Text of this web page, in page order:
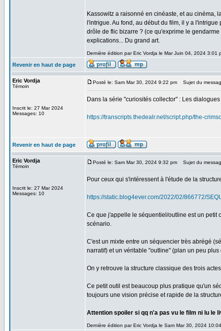
Kassowitz a raisonné en cinéaste, et au cinéma,
l'intrigue. Au fond, au début du film, il y a
drôle de flic bizarre ? (ce qu'exprime le
explications... Du grand art.
Dernière édition par Eric Vordja le Mar Juin 04, 2024 3:01
Revenir en haut de page
Eric Vordja
Témoin
Inscrit le: 27 Mar 2024
Messages: 10
Posté le: Sam Mar 30, 2024 9:22 pm Sujet du
Dans la série "curiosités collector" : Les
https://transcripts.thedealr.net/script.php/the-
Revenir en haut de page
Eric Vordja
Témoin
Inscrit le: 27 Mar 2024
Messages: 10
Posté le: Sam Mar 30, 2024 9:32 pm Sujet du
Pour ceux qui s'intéressent à l'étude de la
https://static.blog4ever.com/2022/02/866772/
Ce que j'appelle le séquentiel/outline est un petit
scénario.
C'est un mixte entre un séquencier très abrégé
narratif) et un véritable "outline" (plan un peu plus
On y retrouve la structure classique des trois
Ce petit outil est beaucoup plus pratique qu'un
toujours une vision précise et rapide de la
Attention spoiler si qq n'a pas vu le film ni lu le
Dernière édition par Eric Vordja le Sam Mar 30, 2024